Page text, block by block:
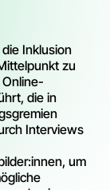
Inklusion
zu
die in
Interviews
um